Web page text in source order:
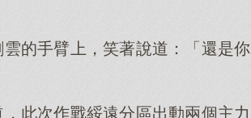
的手臂上，笑著說道：「還是你
此次作戰綏遠分區出動兩個主力